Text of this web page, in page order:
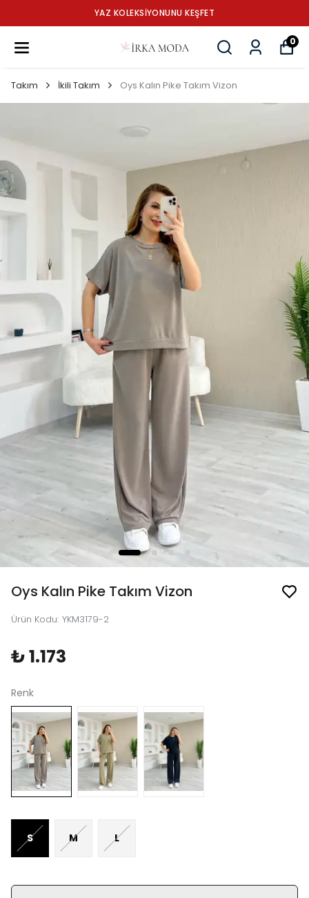
YAZ KOLEKSİYONUNU KEŞFET
0
Takım İkili Takım Oys Kalın Pike Takım Vizon
Oys Kalın Pike Takım Vizon
Ürün Kodu: YKM3179-2
₺ 1.173
Renk
S M L